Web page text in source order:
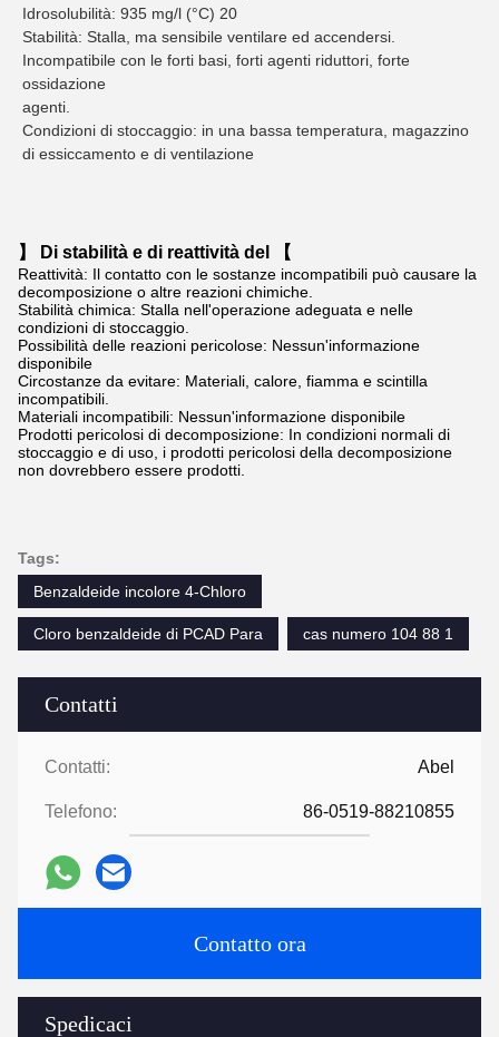
Contatti
Contatti: Abel
Telefono: 86-0519-88210855
Contatto ora
Spedicaci
Idrosolubilità: 935 mg/l (°C) 20
Stabilità: Stalla, ma sensibile ventilare ed accendersi.
Incompatibile con le forti basi, forti agenti riduttori, forte
ossidazione
agenti.
Condizioni di stoccaggio: in una bassa temperatura, magazzino
di essiccamento e di ventilazione
】 Di stabilità e di reattività del 【
Reattività: Il contatto con le sostanze incompatibili può causare la
decomposizione o altre reazioni chimiche.
Stabilità chimica: Stalla nell'operazione adeguata e nelle
condizioni di stoccaggio.
Possibilità delle reazioni pericolose: Nessun'informazione
disponibile
Circostanze da evitare: Materiali, calore, fiamma e scintilla
incompatibili.
Materiali incompatibili: Nessun'informazione disponibile
Prodotti pericolosi di decomposizione: In condizioni normali di
stoccaggio e di uso, i prodotti pericolosi della decomposizione
non dovrebbero essere prodotti.
Tags:
Benzaldeide incolore 4-Chloro
Cloro benzaldeide di PCAD Para cas numero 104 88 1